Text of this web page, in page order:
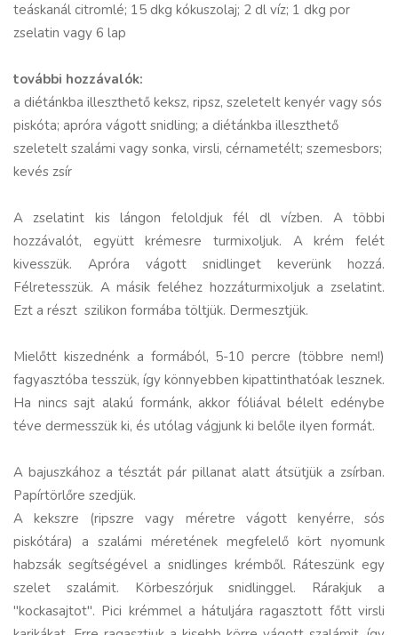
teáskanál citromlé; 15 dkg kókuszolaj; 2 dl víz; 1 dkg por
zselatin vagy 6 lap
további hozzávalók:
a diétánkba illeszthető keksz, ripsz, szeletelt kenyér vagy sós
piskóta; apróra vágott snidling; a diétánkba illeszthető
szeletelt szalámi vagy sonka, virsli, cérnametélt; szemesbors;
kevés zsír
A zselatint kis lángon feloldjuk fél dl vízben. A többi
hozzávalót, együtt krémesre turmixoljuk. A krém felét
kivesszük. Apróra vágott snidlinget keverünk hozzá.
Félretesszük. A másik feléhez hozzáturmixoljuk a zselatint.
Ezt a részt szilikon formába töltjük. Dermesztjük.
Mielőtt kiszednénk a formából, 5-10 percre (többre nem!)
fagyasztóba tesszük, így könnyebben kipattinthatóak lesznek.
Ha nincs sajt alakú formánk, akkor fóliával bélelt edénybe
téve dermesszük ki, és utólag vágjunk ki belőle ilyen formát.
A bajuszkához a tésztát pár pillanat alatt átsütjük a zsírban.
Papírtörlőre szedjük.
A kekszre (ripszre vagy méretre vágott kenyérre, sós
piskótára) a szalámi méretének megfelelő kört nyomunk
habzsák segítségével a snidlinges krémből. Ráteszünk egy
szelet szalámit. Körbeszórjuk snidlinggel. Rárakjuk a
"kockasajtot". Pici krémmel a hátuljára ragasztott főtt virsli